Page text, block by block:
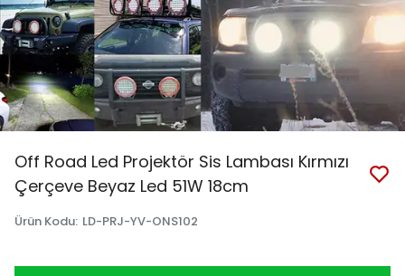
Off Road Led Projektör Sis Lambası Kırmızı
Çerçeve Beyaz Led 51W 18cm
Ürün Kodu: LD-PRJ-YV-ONS102